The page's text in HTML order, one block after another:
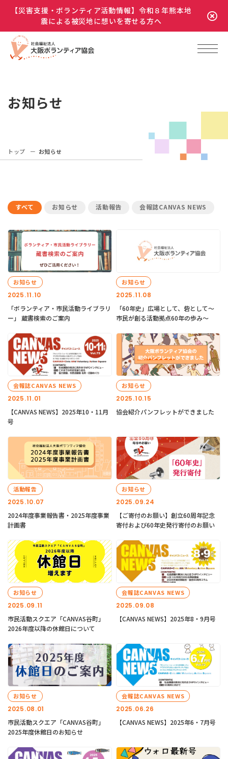
【災害支援・ボランティア活動情報】令和８年熊本地
震による被災地に想いを寄せる方へ
お知らせ
トップ お知らせ
すべて お知らせ 活動報告 会報誌CANVAS NEWS
2025.11.10
お知らせ
「ボランティア・市民活動ライブラリ
ー」 蔵書検索のご案内
2025.11.08
お知らせ
「60年史」広場として、砦として～
市民が創る活動拠点60年の歩み～
2025.11.01
会報誌CANVAS NEWS
【CANVAS NEWS】2025年10・11月
号
2025.10.15
お知らせ
協会紹介パンフレットができました
2025.10.07
活動報告
2024年度事業報告書・2025年度事業
計画書
2025.09.24
お知らせ
【ご寄付のお願い】創立60周年記念
寄付および60年史発行寄付のお願い
2025.09.11
お知らせ
市民活動スクエア「CANVAS谷町」
2026年度以降の休館日について
2025.09.08
会報誌CANVAS NEWS
【CANVAS NEWS】2025年8・9月号
2025.08.01
お知らせ
市民活動スクエア「CANVAS谷町」
2025年度休館日のお知らせ
2025.06.26
会報誌CANVAS NEWS
【CANVAS NEWS】2025年6・7月号